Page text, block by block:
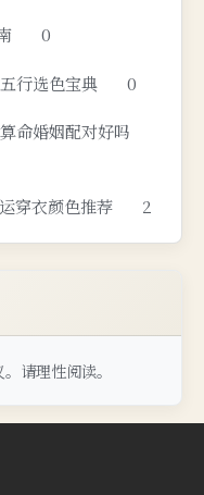
0
行选色宝典 0
命婚姻配对好吗
穿衣颜色推荐 2
请理性阅读。